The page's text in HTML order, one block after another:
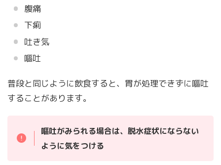
腹痛
下痢
吐き気
嘔吐
普段と同じように飲食すると、胃が処理できずに嘔吐
することがあります。
嘔吐がみられる場合は、脱水症状にならない
ように気をつける